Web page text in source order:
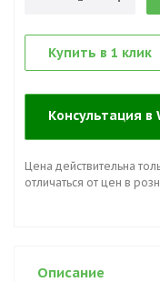
Купить в 1 клик
Консультация в
Цена действительна
отличаться от цен в
Описание